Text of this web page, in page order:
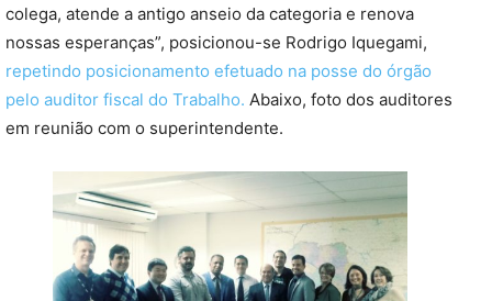
colega, atende a antigo anseio da categoria e renova
nossas esperanças”, posicionou-se Rodrigo Iquegami,
repetindo posicionamento efetuado na posse do órgão
pelo auditor fiscal do Trabalho. Abaixo, foto dos auditores
em reunião com o superintendente.